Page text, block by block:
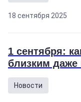
18 сентября 2025
1 сентября:
близким даже
Новости